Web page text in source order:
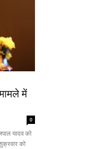
में
0
यादव को
को